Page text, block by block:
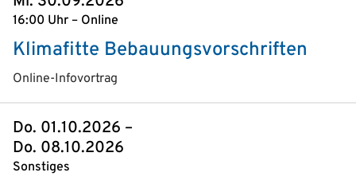
16:00 Uhr – Online
Klimafitte Bebauungsvorschriften
Online-Infovortrag
Do. 01.10.2026 –
Do. 08.10.2026
Sonstiges